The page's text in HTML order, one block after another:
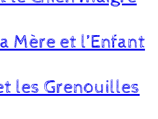
Mère et l’Enfant
les Grenouilles